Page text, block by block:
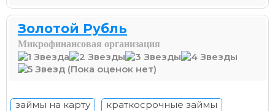
Золотой Рубль
Микрофинансовая организация
(Пока оценок нет)
займы на карту
краткосрочные займы